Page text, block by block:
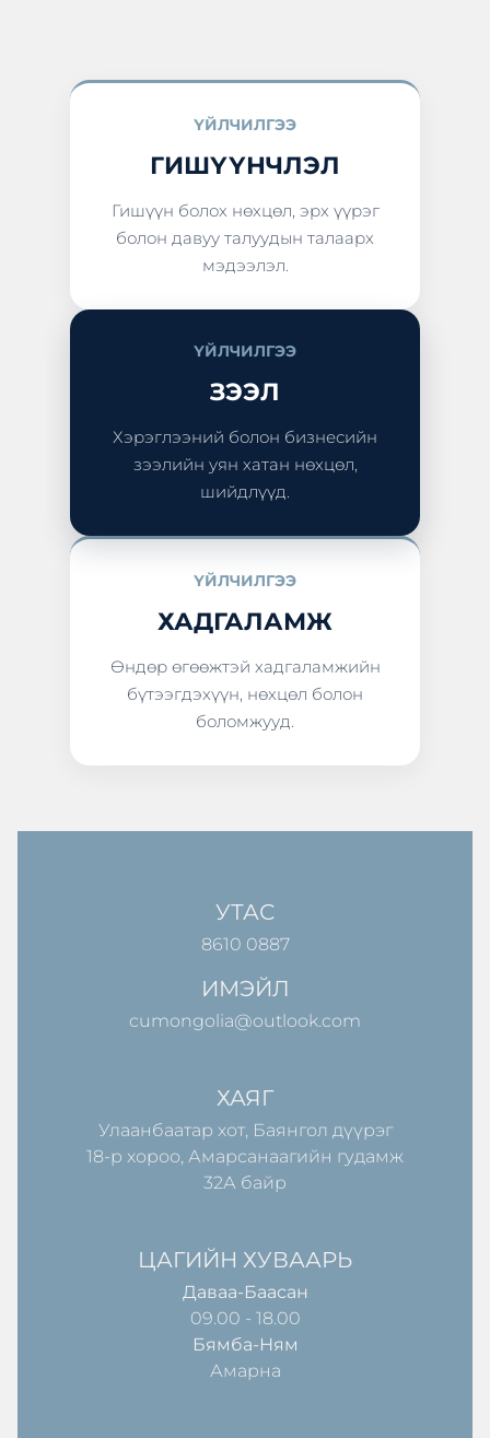
ҮЙЛЧИЛГЭЭ
ГИШҮҮНЧЛЭЛ
Гишүүн болох нөхцөл, эрх үүрэг
болон давуу талуудын талаарх
мэдээлэл.
ҮЙЛЧИЛГЭЭ
ЗЭЭЛ
Хэрэглээний болон бизнесийн
зээлийн уян хатан нөхцөл,
шийдлүүд.
ҮЙЛЧИЛГЭЭ
ХАДГАЛАМЖ
Өндөр өгөөжтэй хадгаламжийн
бүтээгдэхүүн, нөхцөл болон
боломжууд.
УТАС
8610 0887
ИМЭЙЛ
cumongolia@outlook.com
ХАЯГ
Улаанбаатар хот, Баянгол дүүрэг
18-р хороо, Амарсанаагийн гудамж
32А байр
ЦАГИЙН ХУВААРЬ
Даваа-Баасан
09.00 - 18.00
Бямба-Ням
Амарна